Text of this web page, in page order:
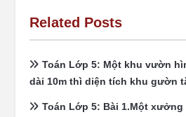
Related Posts
Toán Lớp 5: Một khu vườn
dài 10m thì diện tích khu gườn
Toán Lớp 5: Bài 1.Một